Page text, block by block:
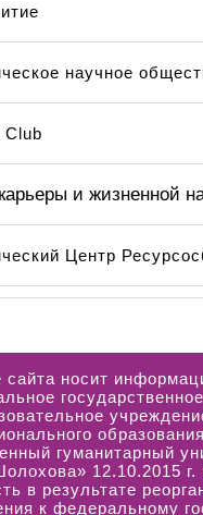
научное
Club
и жизненной
Центр
носит
гуманитарный
12.10.2015 г.
в результате
к федеральному